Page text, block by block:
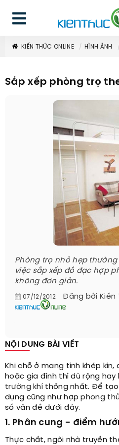
KIẾN THỨC ONLINE HÌNH ẢNH
Sắp xếp phòng trọ
Phòng trọ nhỏ hẹp
việc sắp xếp đồ đạc hợp
không đơn giản.
07/12/2012 Đăng bởi Kiến
NỘI DUNG BÀI VIẾT
Khi chỗ ở mang tính khép
hoặc gia đình thì dù rộng hay
trường khí thống nhất. Để
dụng cũng như hợpphong
số vấn đề dưới đây.
1. Phân cung - điểm
Thực chất, ngôi nhà truyền